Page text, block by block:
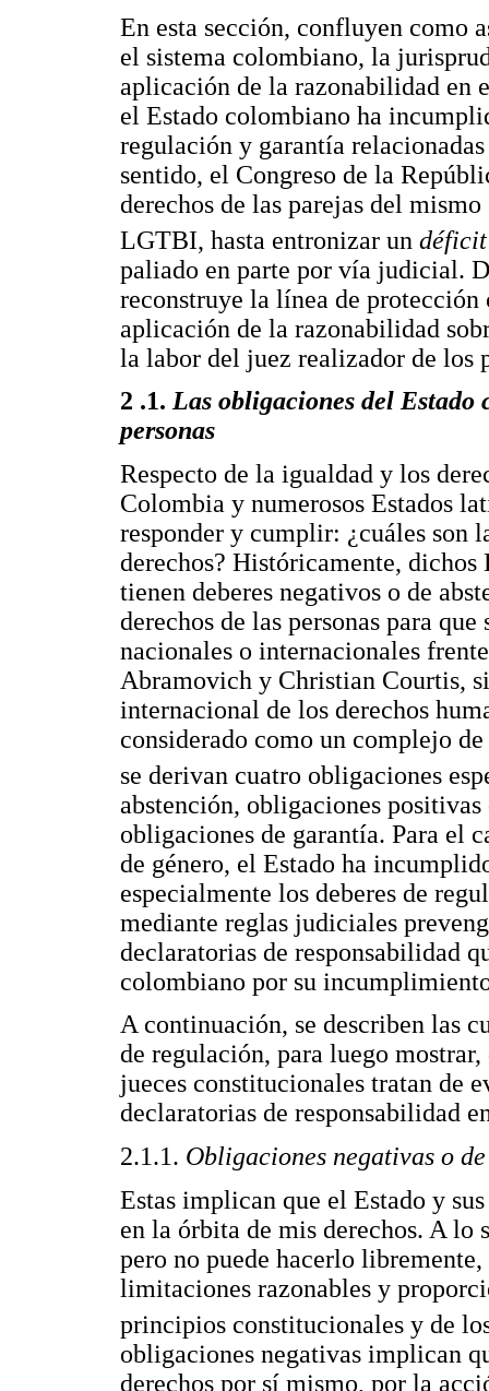
En esta sección, confluyen como
el sistema colombiano, la
aplicación de la razonabilidad en
el Estado colombiano ha
regulación y garantía
sentido, el Congreso de la
derechos de las parejas del
LGTBI, hasta entronizar un
paliado en parte por vía judicial.
reconstruye la línea de
aplicación de la razonabilidad
la labor del juez realizador de los
2 .1. Las obligaciones del Estado
personas
Respecto de la igualdad y los
Colombia y numerosos Estados
responder y cumplir: ¿cuáles son
derechos? Históricamente, dichos
tienen deberes negativos o de
derechos de las personas para
nacionales o internacionales
Abramovich y Christian Courtis,
internacional de los derechos
considerado como un complejo
se derivan cuatro obligaciones
abstención, obligaciones
obligaciones de garantía. Para el
de género, el Estado ha
especialmente los deberes de
mediante reglas judiciales
declaratorias de responsabilidad
colombiano por su
A continuación, se describen las
de regulación, para luego
jueces constitucionales tratan de
declaratorias de responsabilidad
2.1.1. Obligaciones negativas o
Estas implican que el Estado y
en la órbita de mis derechos. A lo
pero no puede hacerlo
limitaciones razonables y
principios constitucionales y de
obligaciones negativas implican
derechos por sí mismo, por la